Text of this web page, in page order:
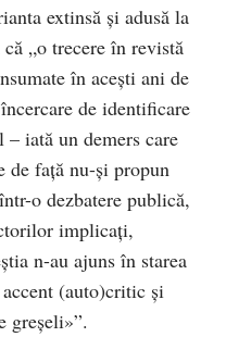
extinsă și adusă la
„o trecere în revistă
în aceşti ani de
de iden­ti­ficare
– iată un demers care
de faţă nu-şi propun
o dezbatere publică,
implicaţi,
n-au ajuns în starea
(auto)critic şi
greşeli»”.